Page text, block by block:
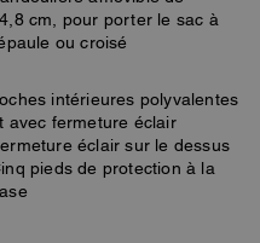
cm, pour porter le sac à
ou croisé
intérieures polyvalentes
avec fermeture éclair
éclair sur le dessus
pieds de protection à la